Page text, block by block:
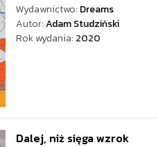
Wydawnictwo: Dreams
Autor:Adam Studziński
Rok wydania: 2020
Dalej, niż sięga wzrok